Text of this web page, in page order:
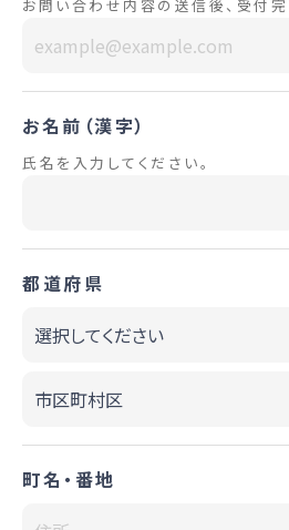
お問い合わせ内容の送信後、受付完
お名前（漢字）
氏名を入力してください。
都道府県
町名・番地